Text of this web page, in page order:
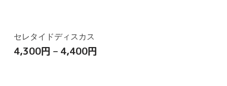
セレタイドディスカス
4,300円 – 4,400円